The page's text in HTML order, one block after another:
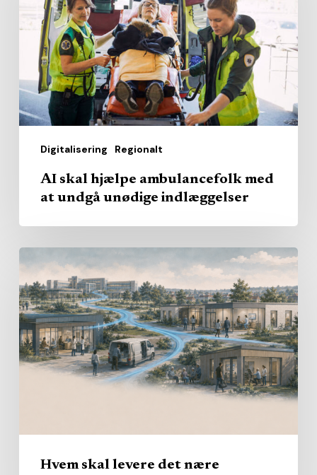
Digitalisering Regionalt
ambulancefolk
med
undgå
unødige
indlæggelser
AI skal hjælpe ambulancefolk med
at undgå unødige indlæggelser
skal
levere
det
nære
sundhedsvæsen?
Hvem skal levere det nære